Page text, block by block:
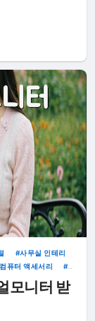
사무실 인테리
컴퓨터 액세서리
모니터 받